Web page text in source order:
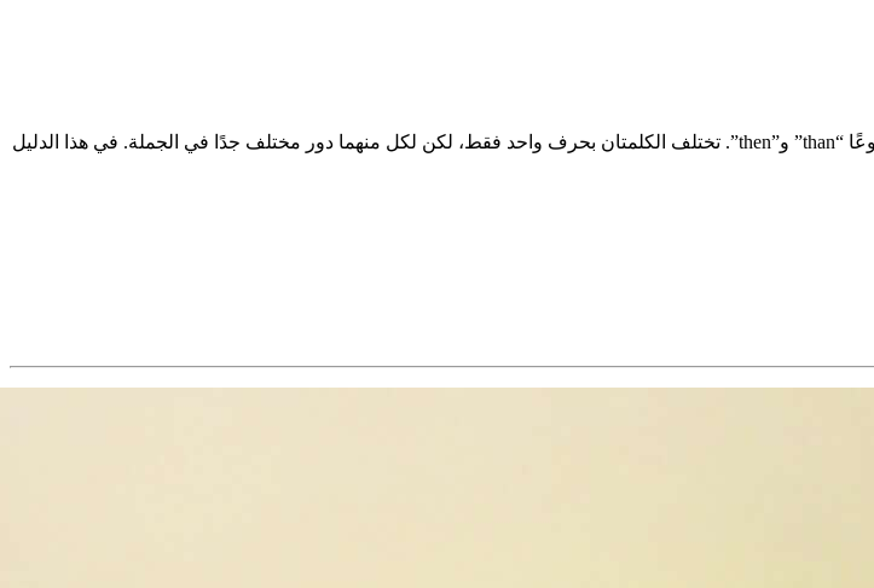
في الإنجليزية كلمات كثيرة شبه متجانسة في النطق تربك حتى المتحدثين بطلاقة. ومن أكثرها شيوعًا “than” و”then”. تختلف الكلمتان بحرف واحد فقط، لكن لكل منهما دور مختلف جدًا في الجملة. في هذا الدليل